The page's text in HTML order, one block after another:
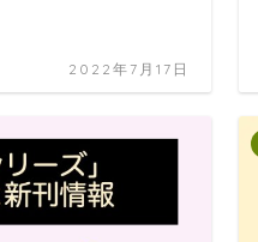
2022年7月17日